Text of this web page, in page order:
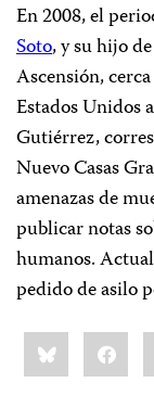
En 2008, el
Soto, y su hijo
Ascensión,
Estados Unidos
Gutiérrez,
Nuevo Casas
amenazas de
publicar notas
humanos.
pedido de asilo
Share
this:Bluesky